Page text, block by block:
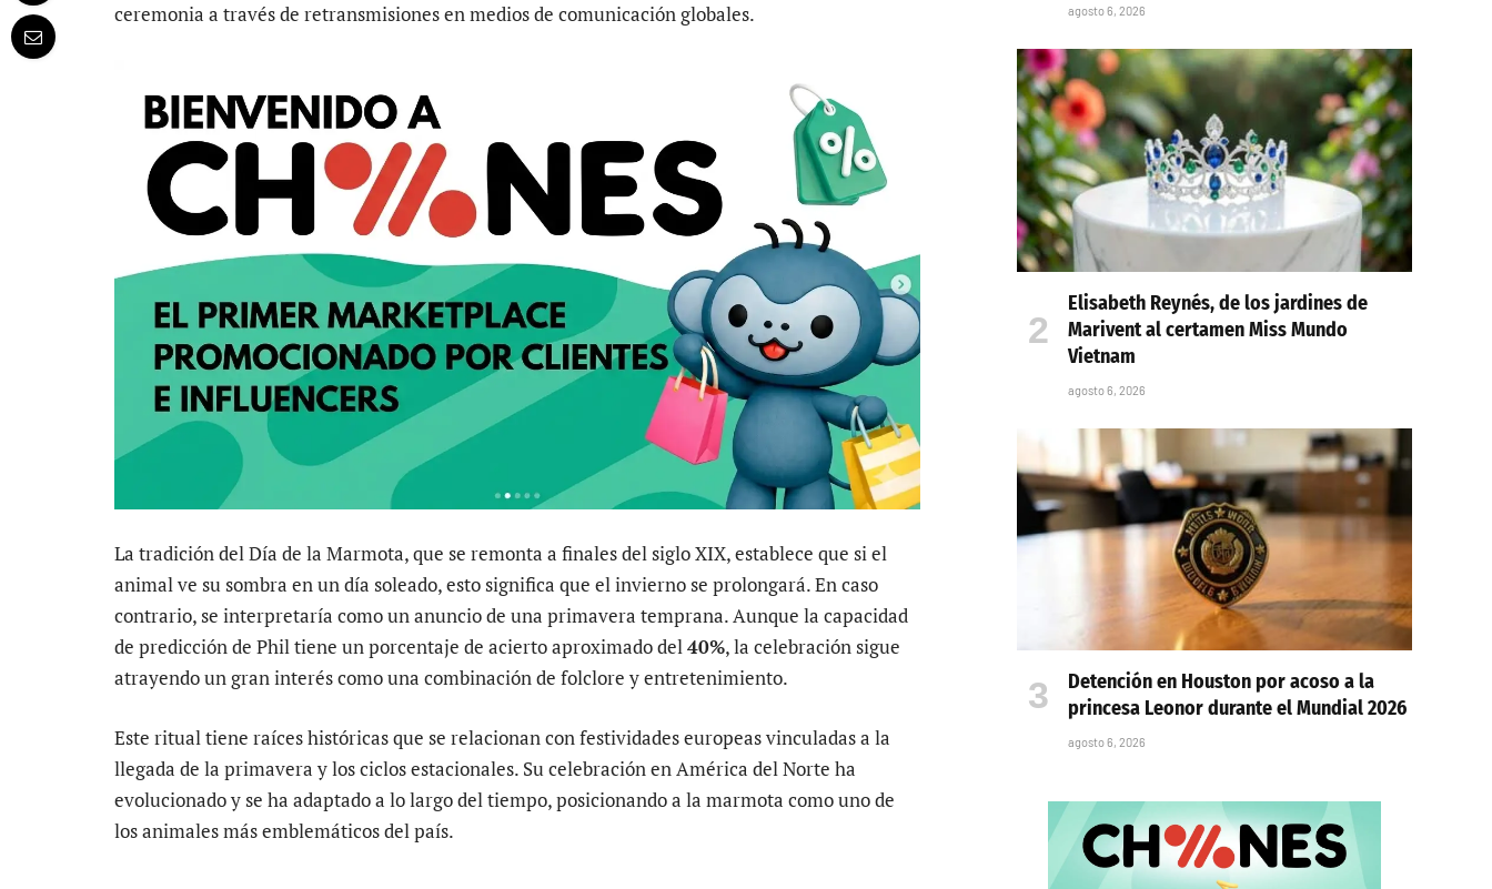
ceremonia a través de retransmisiones en medios de comunicación globales.
La tradición del Día de la Marmota, que se remonta a finales del siglo XIX, establece que si el
animal ve su sombra en un día soleado, esto significa que el invierno se prolongará. En caso
contrario, se interpretaría como un anuncio de una primavera temprana. Aunque la capacidad
de predicción de Phil tiene un porcentaje de acierto aproximado del40%, la celebración sigue
atrayendo un gran interés como una combinación de folclore y entretenimiento.
Este ritual tiene raíces históricas que se relacionan con festividades europeas vinculadas a la
llegada de la primavera y los ciclos estacionales. Su celebración en América del Norte ha
evolucionado y se ha adaptado a lo largo del tiempo, posicionando a la marmota como uno de
los animales más emblemáticos del país.
agosto 6, 2026
Elisabeth Reynés, de los jardines de
Marivent al certamen Miss Mundo
Vietnam
agosto 6, 2026
Detención en Houston por acoso a la
princesa Leonor durante el Mundial 2026
agosto 6, 2026